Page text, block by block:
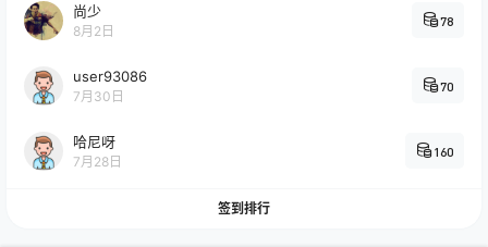
尚少
8月2日
78
user93086
7月30日
70
哈尼呀
7月28日
160
签到排行